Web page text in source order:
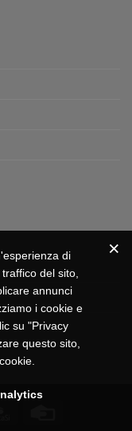
di
del sito,
annunci
i cookie e
su "Privacy
questo sito,